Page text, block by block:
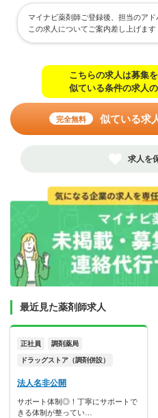
マイナビ薬剤師ご登録後、担当のアド
この求人についてご案内差し上げます
こちらの求人は募集
似ている条件の求人
完全無料 似ている求
求人を
最近見た薬剤師求人
正社員 調剤薬局
ドラッグストア（調剤併設）
法人名非公開
サポート体制◎！丁寧にサポートで
きる体制が整ってい…